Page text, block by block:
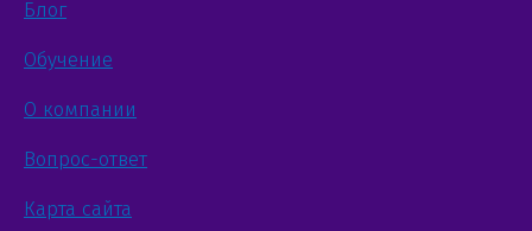
Блог
Обучение
О компании
Вопрос-ответ
Карта сайта